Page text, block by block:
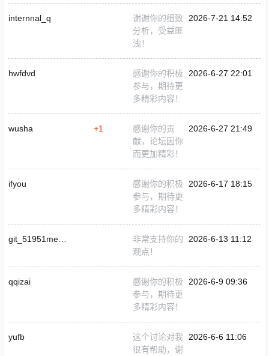
internnal_q
谢谢你的细致
分析，受益匪
浅！
2026-7-21 14:52
hwfdvd
感谢你的积极
参与，期待更
多精彩内容！
2026-6-27 22:01
wusha +1
感谢你的贡
献，论坛因你
而更加精彩！
2026-6-27 21:49
ifyou
感谢你的积极
参与，期待更
多精彩内容！
2026-6-17 18:15
非常支持你的
观点！
2026-6-13 11:12
qqizai
感谢你的积极
参与，期待更
多精彩内容！
2026-6-9 09:36
yufb
这个讨论对我
很有帮助，谢
2026-6-6 11:06